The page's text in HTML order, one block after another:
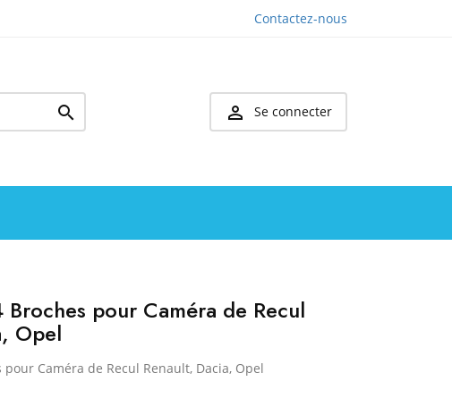
Contactez-nous
  Se connecter
pour Caméra de Recul
Opel
Caméra de Recul Renault, Dacia, Opel